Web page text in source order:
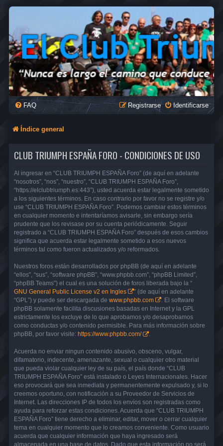
FAQ Identificarse
Registrarse
Índice general
CLUB TRIUMPH ESPAÑA FORO - CONDICIONES DE USO
Al ingresar en “CLUB TRIUMPH ESPAÑA Foro” (de aquí en adelante
“nosotros”, “nos”, “nuestro”, “CLUB TRIUMPH ESPAÑA Foro”,
“https://elclubtriumph.es:443”), usted acuerda estar legalmente sometido
a los siguientes términos. En caso contrario por favor no se registre y/o
use “CLUB TRIUMPH ESPAÑA Foro”. Podemos cambiar estos términos
en cualquier momento e intentaríamos avisarle, sin embargo sería
prudente que los revisase por su cuenta periódicamente. Seguir
registrado a “CLUB TRIUMPH ESPAÑA Foro” después de esos cambios
significa que acuerda estar legalmente sometido a esos nuevos
términos tal como fueron actualizados y/o reformados.
Nuestros foros están desarrollados por phpBB (de aquí en adelante
“ellos”, “sus”, “software phpBB”, “www.phpbb.com”, “phpBB Limited”,
“phpBB Teams”) el cual es una solución de foros liberada bajo la “
GNU General Public License v2 en Ingles
” (de aquí en adelante
“GPL”) y puede ser descargada de www.phpbb.com
. El software
phpBB solamente facilita discusiones basadas en Internet y la GPL
estrictamente los excluye de lo que aprobamos y/o desaprobamos
como conductas y/o contenido permisible. Para más información sobre
phpBB, por favor visite: https://www.phpbb.com/ .
Acuerda no enviar ningun contenido abusivo, obsceno, vulgar,
difamatorio, indecente, amenazante, sexual o cualquier otro material
que pueda violar cualquier ley de su país, el país donde “CLUB
TRIUMPH ESPAÑA Foro” está instalado o Leyes Internacionales. Hacer
eso provocará que sea inmediata y permanentemente expulsado y, si lo
creemos oportuno, con notificación a su Proveedor de Servicios de
Internet. Las direcciones IP de todos los envíos son registradas como
ayuda para reforzar estas condiciones. Acuerda que “CLUB TRIUMPH
ESPAÑA Foro” tiene derecho a eliminar, editar, mover o cerrar cualquier
tema en cualquier momento que lo creamos conveniente. Como usuario
acuerda que cualquier información que haya ingresado será
almacenada en una base de datos. Dado que esta información no será